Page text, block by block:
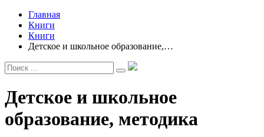
Главная
Книги
Книги
Детское и школьное образование,…
Детское и школьное
образование, методика